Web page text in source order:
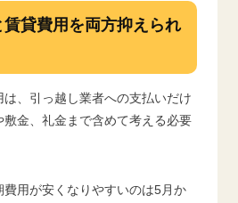
貸費用を両方抑えられ
、引っ越し業者への支払いだけ
金、礼金まで含めて考える必要
用が安くなりやすいのは5月か